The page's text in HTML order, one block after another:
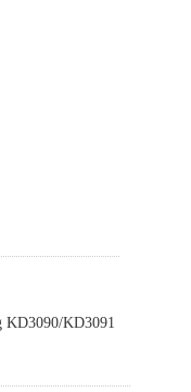
KD3090/KD3091